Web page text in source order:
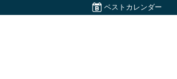
ベストカレンダー